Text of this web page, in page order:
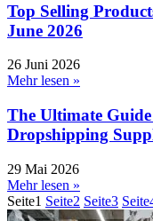
Top Selling
June 2026
26 Juni 2026
Mehr lesen »
The Ultimate
Dropshipping
29 Mai 2026
Mehr lesen »
Seite1 Seite2 Seite3 Seite